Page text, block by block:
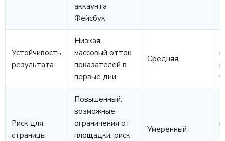
аккаунта
Фейсбук
Устойчивость
результата
Низкая,
массовый отток
показателей в
первые дни
Средняя
Риск для
страницы
Повышенный:
возможные
ограничения от
площадки, риск
Умеренный